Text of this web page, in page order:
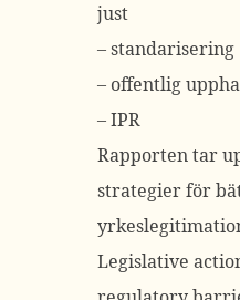
just
– standarisering
– offentlig
– IPR
Rapporten tar
strategier för
Legislative